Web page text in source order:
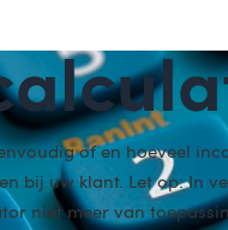
of en hoeveel
bij uw klant. Let op: In
niet meer van